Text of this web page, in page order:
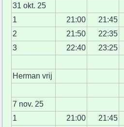
31 okt. 25
1
21:00 21:45
2
21:50 22:35
3
22:40 23:25
Herman vrij
7 nov. 25
1
21:00 21:45